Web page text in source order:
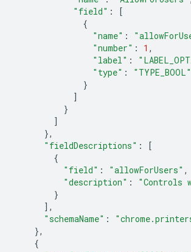
"field" :
[
{
"name" :
"number" : 1 ,
"label" :
"type" :
"TYPE_BOOL"
}
]
}
]
},
"fieldDescriptions" :
[
{
"field" : "allowForUsers" ,
"description" :
"Controls
}
],
"schemaName" :
},
{